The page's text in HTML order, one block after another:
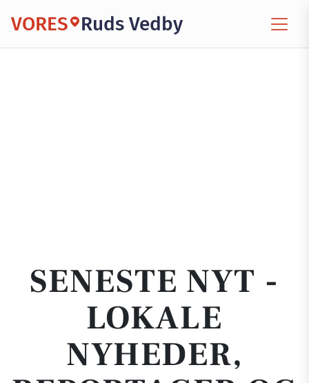
VORES Ruds Vedby
SENESTE NYT -
LOKALE
NYHEDER,